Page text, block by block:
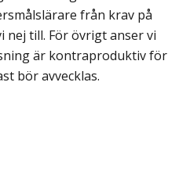
från krav på
till. För övrigt anser vi
är kontraproduktiv för
bör avvecklas.